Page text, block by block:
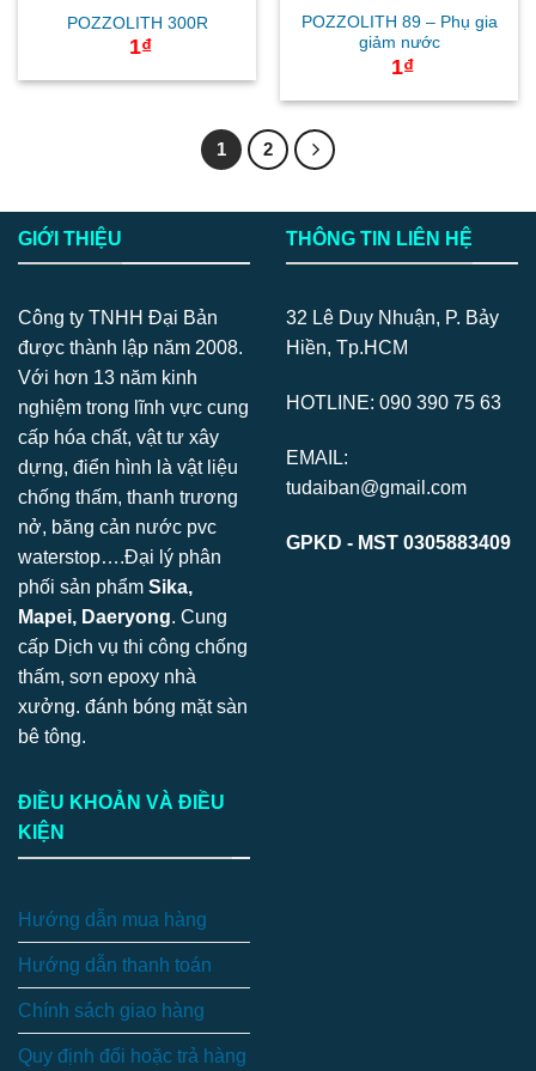
POZZOLITH 300R
1₫
POZZOLITH 89 – Phụ gia
giảm nước
1₫
1 2
GIỚI THIỆU
Công ty TNHH Đại Bản
được thành lập năm 2008.
Với hơn 13 năm kinh
nghiệm trong lĩnh vực cung
cấp hóa chất, vật tư xây
dựng, điển hình là vật liệu
chống thấm, thanh trương
nở, băng cản nước pvc
waterstop….Đại lý phân
phối sản phẩm Sika,
Mapei, Daeryong. Cung
cấp Dịch vụ thi công chống
thấm, sơn epoxy nhà
xưởng. đánh bóng mặt sàn
bê tông.
THÔNG TIN LIÊN HỆ
32 Lê Duy Nhuận, P. Bảy
Hiền, Tp.HCM
HOTLINE: 090 390 75 63
EMAIL:
tudaiban@gmail.com
GPKD - MST 0305883409
ĐIỀU KHOẢN VÀ ĐIỀU
KIỆN
Hướng dẫn mua hàng
Hướng dẫn thanh toán
Chính sách giao hàng
Quy định đổi hoặc trả hàng